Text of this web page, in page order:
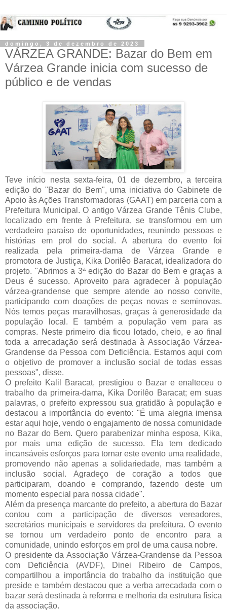
domingo, 3 de dezembro de 2023
VÁRZEA GRANDE: Bazar do Bem em
Várzea Grande inicia com sucesso de
público e de vendas
Teve início nesta sexta-feira, 01 de dezembro, a terceira
edição do "Bazar do Bem", uma iniciativa do Gabinete de
Apoio às Ações Transformadoras (GAAT) em parceria com a
Prefeitura Municipal. O antigo Várzea Grande Tênis Clube,
localizado em frente à Prefeitura, se transformou em um
verdadeiro paraíso de oportunidades, reunindo pessoas e
histórias em prol do social. A abertura do evento foi
realizada pela primeira-dama de Várzea Grande e
promotora de Justiça, Kika Dorilêo Baracat, idealizadora do
projeto. "Abrimos a 3ª edição do Bazar do Bem e graças a
Deus é sucesso. Aproveito para agradecer à população
várzea-grandense que sempre atende ao nosso convite,
participando com doações de peças novas e seminovas.
Nós temos peças maravilhosas, graças à generosidade da
população local. E também a população vem para as
compras. Neste primeiro dia ficou lotado, cheio, e ao final
toda a arrecadação será destinada à Associação Várzea-
Grandense da Pessoa com Deficiência. Estamos aqui com
o objetivo de promover a inclusão social de todas essas
pessoas", disse.
O prefeito Kalil Baracat, prestigiou o Bazar e enalteceu o
trabalho da primeira-dama, Kika Dorilêo Baracat; em suas
palavras, o prefeito expressou sua gratidão à população e
destacou a importância do evento: "É uma alegria imensa
estar aqui hoje, vendo o engajamento de nossa comunidade
no Bazar do Bem. Quero parabenizar minha esposa, Kika,
por mais uma edição de sucesso. Ela tem dedicado
incansáveis esforços para tornar este evento uma realidade,
promovendo não apenas a solidariedade, mas também a
inclusão social. Agradeço de coração a todos que
participaram, doando e comprando, fazendo deste um
momento especial para nossa cidade".
Além da presença marcante do prefeito, a abertura do Bazar
contou com a participação de diversos vereadores,
secretários municipais e servidores da prefeitura. O evento
se tornou um verdadeiro ponto de encontro para a
comunidade, unindo esforços em prol de uma causa nobre.
O presidente da Associação Várzea-Grandense da Pessoa
com Deficiência (AVDF), Dinei Ribeiro de Campos,
compartilhou a importância do trabalho da instituição que
preside e também destacou que a verba arrecadada com o
bazar será destinada à reforma e melhoria da estrutura física
da associação.